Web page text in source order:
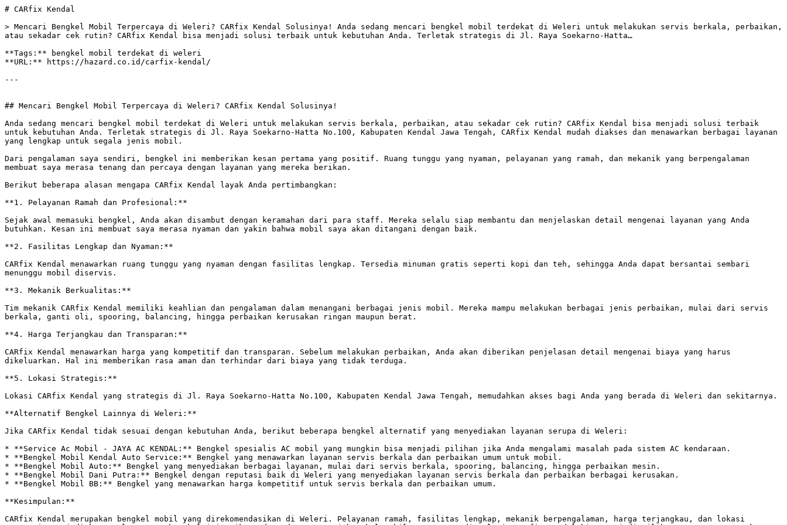
# CARfix Kendal
> Mencari Bengkel Mobil Terpercaya di Weleri? CARfix Kendal Solusinya! Anda sedang mencari bengkel mobil terdekat di Weleri untuk melakukan servis berkala, perbaikan,
atau sekadar cek rutin? CARfix Kendal bisa menjadi solusi terbaik untuk kebutuhan Anda. Terletak strategis di Jl. Raya Soekarno-Hatta…
**Tags:** bengkel mobil terdekat di weleri
**URL:** https://hazard.co.id/carfix-kendal/
---
## Mencari Bengkel Mobil Terpercaya di Weleri? CARfix Kendal Solusinya!
Anda sedang mencari bengkel mobil terdekat di Weleri untuk melakukan servis berkala, perbaikan, atau sekadar cek rutin? CARfix Kendal bisa menjadi solusi terbaik
untuk kebutuhan Anda. Terletak strategis di Jl. Raya Soekarno-Hatta No.100, Kabupaten Kendal Jawa Tengah, CARfix Kendal mudah diakses dan menawarkan berbagai layanan
yang lengkap untuk segala jenis mobil.
Dari pengalaman saya sendiri, bengkel ini memberikan kesan pertama yang positif. Ruang tunggu yang nyaman, pelayanan yang ramah, dan mekanik yang berpengalaman
membuat saya merasa tenang dan percaya dengan layanan yang mereka berikan.
Berikut beberapa alasan mengapa CARfix Kendal layak Anda pertimbangkan:
**1. Pelayanan Ramah dan Profesional:**
Sejak awal memasuki bengkel, Anda akan disambut dengan keramahan dari para staff. Mereka selalu siap membantu dan menjelaskan detail mengenai layanan yang Anda
butuhkan. Kesan ini membuat saya merasa nyaman dan yakin bahwa mobil saya akan ditangani dengan baik.
**2. Fasilitas Lengkap dan Nyaman:**
CARfix Kendal menawarkan ruang tunggu yang nyaman dengan fasilitas lengkap. Tersedia minuman gratis seperti kopi dan teh, sehingga Anda dapat bersantai sembari
menunggu mobil diservis.
**3. Mekanik Berkualitas:**
Tim mekanik CARfix Kendal memiliki keahlian dan pengalaman dalam menangani berbagai jenis mobil. Mereka mampu melakukan berbagai jenis perbaikan, mulai dari servis
berkala, ganti oli, spooring, balancing, hingga perbaikan kerusakan ringan maupun berat.
**4. Harga Terjangkau dan Transparan:**
CARfix Kendal menawarkan harga yang kompetitif dan transparan. Sebelum melakukan perbaikan, Anda akan diberikan penjelasan detail mengenai biaya yang harus
dikeluarkan. Hal ini memberikan rasa aman dan terhindar dari biaya yang tidak terduga.
**5. Lokasi Strategis:**
Lokasi CARfix Kendal yang strategis di Jl. Raya Soekarno-Hatta No.100, Kabupaten Kendal Jawa Tengah, memudahkan akses bagi Anda yang berada di Weleri dan sekitarnya.
**Alternatif Bengkel Lainnya di Weleri:**
Jika CARfix Kendal tidak sesuai dengan kebutuhan Anda, berikut beberapa bengkel alternatif yang menyediakan layanan serupa di Weleri:
* **Service Ac Mobil - JAYA AC KENDAL:** Bengkel spesialis AC mobil yang mungkin bisa menjadi pilihan jika Anda mengalami masalah pada sistem AC kendaraan.
* **Bengkel Mobil Kendal Auto Service:** Bengkel yang menawarkan layanan servis berkala dan perbaikan umum untuk mobil.
* **Bengkel Mobil Auto:** Bengkel yang menyediakan berbagai layanan, mulai dari servis berkala, spooring, balancing, hingga perbaikan mesin.
* **Bengkel Mobil Dani Putra:** Bengkel dengan reputasi baik di Weleri yang menyediakan layanan servis berkala dan perbaikan berbagai kerusakan.
* **Bengkel Mobil BB:** Bengkel yang menawarkan harga kompetitif untuk servis berkala dan perbaikan umum.
**Kesimpulan:**
CARfix Kendal merupakan bengkel mobil yang direkomendasikan di Weleri. Pelayanan ramah, fasilitas lengkap, mekanik berpengalaman, harga terjangkau, dan lokasi